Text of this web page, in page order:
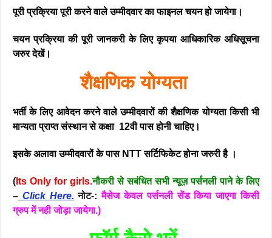
पूरी प्रक्रिया पूरी करने वाले उम्मीदवार का फाइनल चयन हो जायेगा।
चयन प्रक्रिया की पूरी जानकरी के लिए कृपया आधिकारिक अधिसूचना
जरुर देखें।
शैक्षणिक योग्यता
भर्ती के लिए आवेदन करने वाले उम्मीदवारों की शैक्षणिक योग्यता किसी भी
मान्यता प्राप्त संस्थान से कक्षा 12वी पास होनी चाहिए।
इसके अलावा उम्मीदवारों के पास NTT सर्टिफिकेट होना जरुरी है ।
( Its Only for girls.नौकरी से सबंधित सभी न्यूज़ पर्सनली पाने के लिए
– Click Here. नोट-: मैसेज केवल पर्सनली सेंड किया जाएगा किसी
ग्रुप में नही जोड़ा जायेगा.)